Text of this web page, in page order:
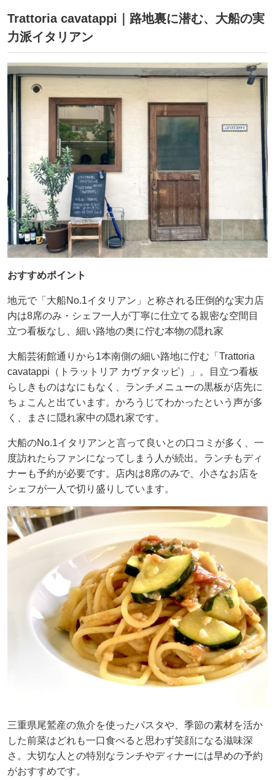
Trattoria cavatappi｜路地裏に潜む、大船の実
力派イタリアン
おすすめポイント
地元で「大船No.1イタリアン」と称される圧倒的な実力店
内は8席のみ・シェフ一人が丁寧に仕立てる親密な空間目
立つ看板なし、細い路地の奥に佇む本物の隠れ家
大船芸術館通りから1本南側の細い路地に佇む「Trattoria
cavatappi（トラットリア カヴァタッピ）」。目立つ看板
らしきものはなにもなく、ランチメニューの黒板が店先に
ちょこんと出ています。かろうじてわかったという声が多
く、まさに隠れ家中の隠れ家です。
大船のNo.1イタリアンと言って良いとの口コミが多く、一
度訪れたらファンになってしまう人が続出。ランチもディ
ナーも予約が必要です。店内は8席のみで、小さなお店を
シェフが一人で切り盛りしています。
三重県尾鷲産の魚介を使ったパスタや、季節の素材を活か
した前菜はどれも一口食べると思わず笑顔になる滋味深
さ。大切な人との特別なランチやディナーには早めの予約
がおすすめです。